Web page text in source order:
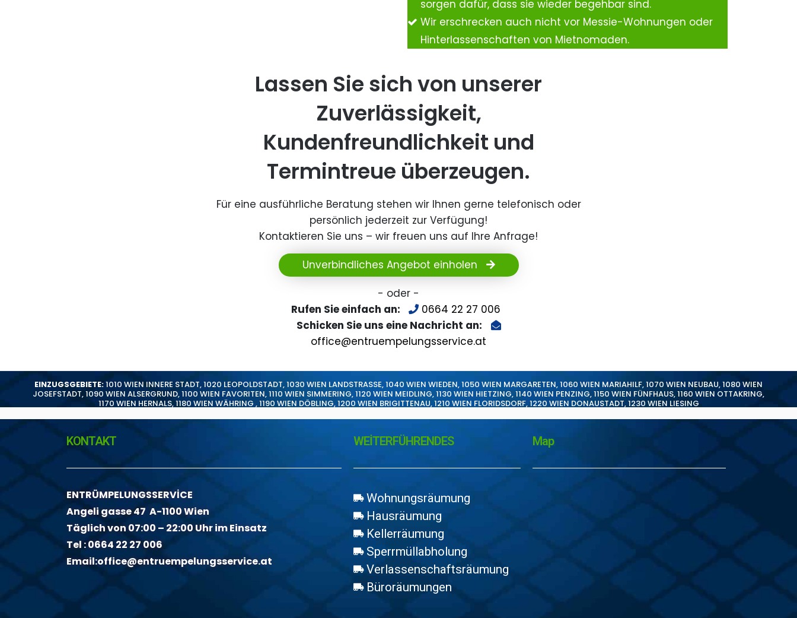
sorgen dafür, dass sie wieder begehbar sind.
Wir erschrecken auch nicht vor Messie-Wohnungen oder
Hinterlassenschaften von Mietnomaden.
Lassen Sie sich von unserer
Zuverlässigkeit,
Kundenfreundlichkeit und
Termintreue überzeugen.
Für eine ausführliche Beratung stehen wir Ihnen gerne telefonisch oder
persönlich jederzeit zur Verfügung!
Kontaktieren Sie uns – wir freuen uns auf Ihre Anfrage!
Unverbindliches Angebot einholen
- oder -
Rufen Sie einfach an:
0664 22 27 006
Schicken Sie uns eine Nachricht an:
office@entruempelungsservice.at
EINZUGSGEBIETE:1010 WIEN INNERE STADT,1020 LEOPOLDSTADT,1030 WIEN LANDSTRASSE,1040 WIEN WIEDEN,1050 WIEN MARGARETEN,1060 WIEN MARIAHILF,1070 WIEN NEUBAU,1080 WIEN
JOSEFSTADT,1090 WIEN ALSERGRUND,1100 WIEN FAVORITEN,1110 WIEN SIMMERING,1120 WIEN MEIDLING,1130 WIEN HIETZING,1140 WIEN PENZING,1150 WIEN FÜNFHAUS,1160 WIEN OTTAKRING,
1170 WIEN HERNALS,1180 WIEN WÄHRING ,1190 WIEN DÖBLING,1200 WIEN BRIGITTENAU,1210 WIEN FLORIDSDORF,1220 WIEN DONAUSTADT,1230 WIEN LIESING
KONTAKT
ENTRÜMPELUNGSSERVİCE
Angeli gasse 47 A-1100 Wien
Täglich von 07:00 – 22:00 Uhr im Einsatz
Tel :0664 22 27 006
Email:office@entruempelungsservice.at
WEİTERFÜHRENDES
Wohnungsräumung
Hausräumung
Kellerräumung
Sperrmüllabholung
Verlassenschaftsräumung
Büroräumungen
Map